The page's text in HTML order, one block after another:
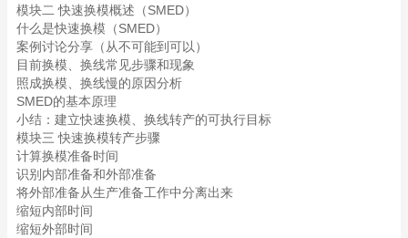
模块二 快速换模概述（SMED）
什么是快速换模（SMED）
案例讨论分享（从不可能到可以）
目前换模、换线常见步骤和现象
照成换模、换线慢的原因分析
SMED的基本原理
小结：建立快速换模、换线转产的可执行目标
模块三 快速换模转产步骤
计算换模准备时间
识别内部准备和外部准备
将外部准备从生产准备工作中分离出来
缩短内部时间
缩短外部时间